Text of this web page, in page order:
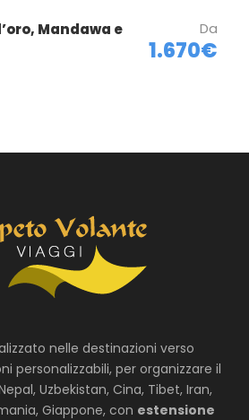
Mandawa e
Da
1.670€
nelle destinazioni verso
personalizzabili, per organizzare il
Uzbekistan, Cina, Tibet, Iran,
Giappone, con estensione